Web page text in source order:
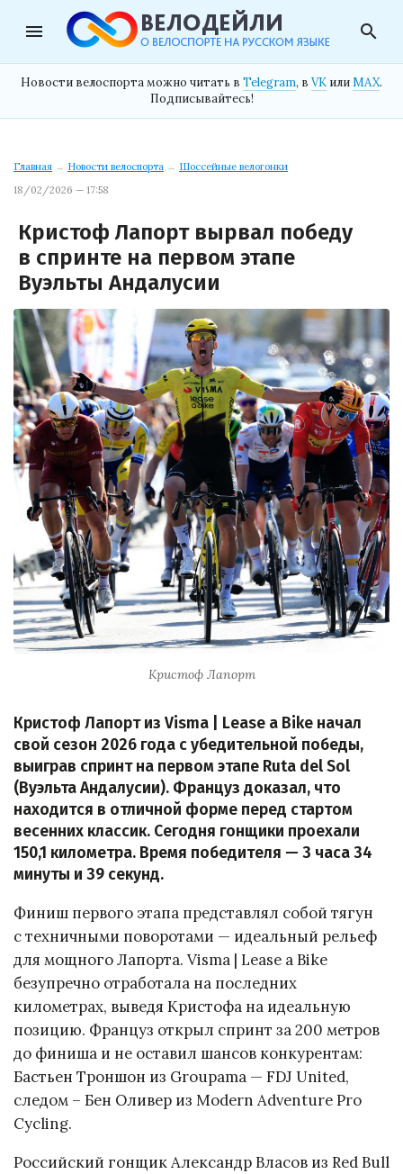
menu search
Новости велоспорта можно читать в Telegram, в VK илиMAX.
Подписывайтесь!
Главная → Новости велоспорта → Шоссейные велогонки
18/02/2026 — 17:58
Кристоф Лапорт вырвал победу
в спринте на первом этапе
Вуэльты Андалусии
Кристоф Лапорт
Кристоф Лапорт из Visma | Lease a Bike начал
свой сезон 2026 года с убедительной победы,
выиграв спринт на первом этапе Ruta del Sol
(Вуэльта Андалусии). Француз доказал, что
находится в отличной форме перед стартом
весенних классик. Сегодня гонщики проехали
150,1 километра. Время победителя — 3 часа 34
минуты и 39 секунд.
Финиш первого этапа представлял собой тягун
с техничными поворотами — идеальный рельеф
для мощного Лапорта. Visma | Lease a Bike
безупречно отработала на последних
километрах, выведя Кристофа на идеальную
позицию. Француз открыл спринт за 200 метров
до финиша и не оставил шансов конкурентам:
Бастьен Троншон из Groupama — FDJ United,
следом – Бен Оливер из Modern Adventure Pro
Cycling.
Российский гонщик Александр Власов из Red Bull